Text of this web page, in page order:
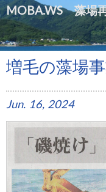
MOBA.WS 藻場
増毛の藻場
Jun. 16, 2024